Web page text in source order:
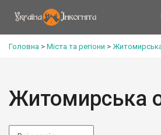
Головна > Міста та регіони >
Житомирська